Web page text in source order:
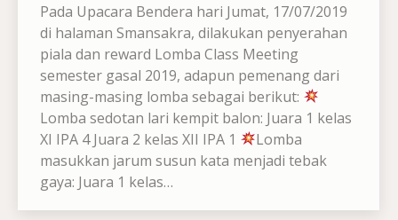
Pada Upacara Bendera hari Jumat, 17/07/2019
di halaman Smansakra, dilakukan penyerahan
piala dan reward Lomba Class Meeting
semester gasal 2019, adapun pemenang dari
masing-masing lomba sebagai berikut:
Lomba sedotan lari kempit balon: Juara 1 kelas
XI IPA 4 Juara 2 kelas XII IPA 1
Lomba
masukkan jarum susun kata menjadi tebak
gaya: Juara 1 kelas…